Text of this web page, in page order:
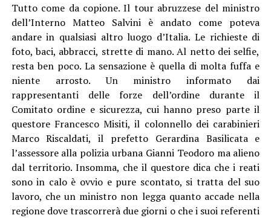
Tutto come da copione. Il tour abruzzese del ministro
dell’Interno Matteo Salvini è andato come poteva
andare in qualsiasi altro luogo d’Italia. Le richieste di
foto, baci, abbracci, strette di mano. Al netto dei selfie,
resta ben poco. La sensazione è quella di molta fuffa e
niente arrosto. Un ministro informato dai
rappresentanti delle forze dell’ordine durante il
Comitato ordine e sicurezza, cui hanno preso parte il
questore Francesco Misiti, il colonnello dei carabinieri
Marco Riscaldati, il prefetto Gerardina Basilicata e
l’assessore alla polizia urbana Gianni Teodoro ma alieno
dal territorio. Insomma, che il questore dica che i reati
sono in calo è ovvio e pure scontato, si tratta del suo
lavoro, che un ministro non legga quanto accade nella
regione dove trascorrerà due giorni o che i suoi referenti